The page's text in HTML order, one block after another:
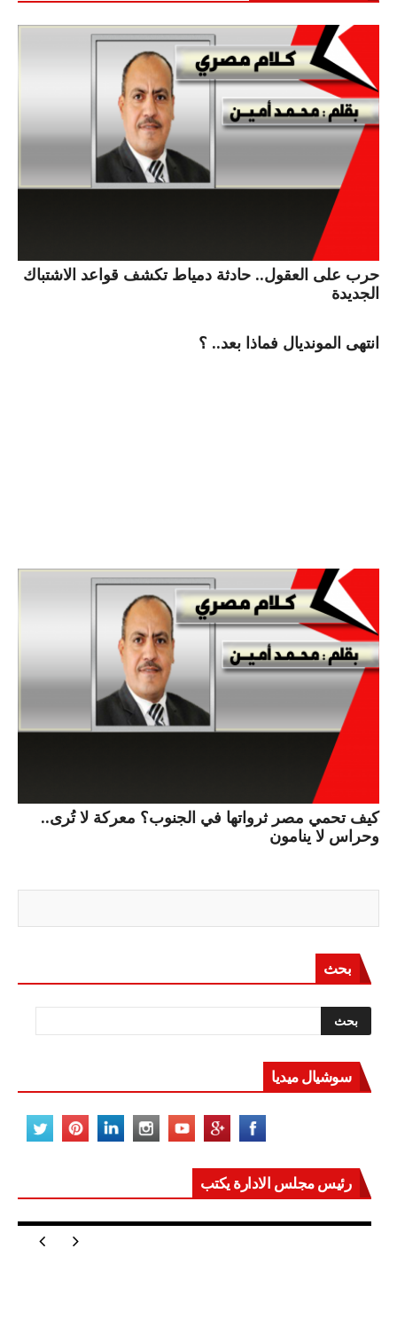
حرب على العقول.. حادثة دمياط تكشف قواعد الاشتباك
الجديدة
انتهى المونديال فماذا بعد.. ؟
كيف تحمي مصر ثرواتها في الجنوب؟ معركة لا تُرى..
وحراس لا ينامون
بحث
سوشيال ميديا
رئيس مجلس الادارة يكتب
مصر تعيد للعالم اتزانه